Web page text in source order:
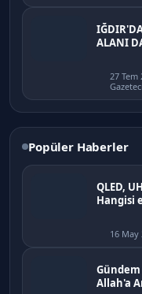
ALANI
27 Tem
Popüler Haberler
QLED,
Hangisi
16 May
Gündem
Allah'a